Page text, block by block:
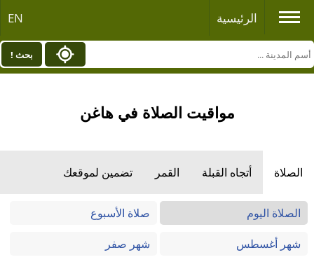
الرئيسية EN
بحث !
مواقيت الصلاة في هاغن
الصلاة أتجاه القبلة القمر تضمين لموقعك
الصلاة اليوم
صلاة الأسبوع
شهر أغسطس
شهر صفر